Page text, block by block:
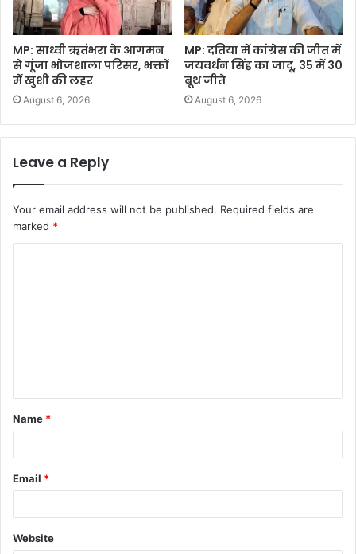
MP: साध्वी ऋतंभरा के आगमन
से गूंजा भोजशाला परिसर, भक्तों
में खुशी की लहर
August 6, 2026
MP: दतिया में कांग्रेस की जीत में
जयवर्धन सिंह का जादू, 35 में 30
बूथ जीते
August 6, 2026
Leave a Reply
Your email address will not be published. Required fields are
marked *
t
*
Name *
Email *
Website